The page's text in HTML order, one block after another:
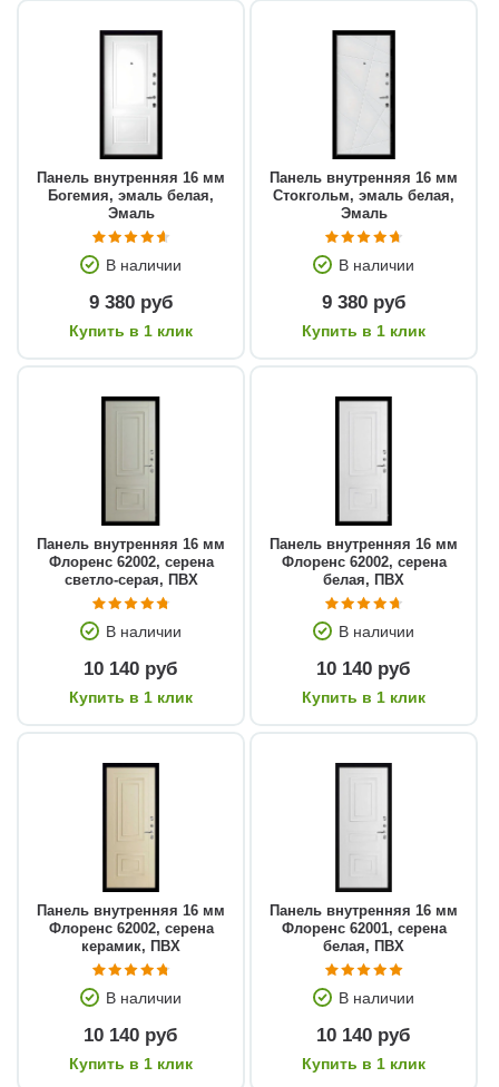
Панель внутренняя 16 мм
Богемия, эмаль белая,
Эмаль
В наличии
9 380 руб
Купить в 1 клик
Панель внутренняя 16 мм
Стокгольм, эмаль белая,
Эмаль
В наличии
9 380 руб
Купить в 1 клик
Панель внутренняя 16 мм
Флоренс 62002, серена
светло-серая, ПВХ
В наличии
10 140 руб
Купить в 1 клик
Панель внутренняя 16 мм
Флоренс 62002, серена
белая, ПВХ
В наличии
10 140 руб
Купить в 1 клик
Панель внутренняя 16 мм
Флоренс 62002, серена
керамик, ПВХ
В наличии
10 140 руб
Купить в 1 клик
Панель внутренняя 16 мм
Флоренс 62001, серена
белая, ПВХ
В наличии
10 140 руб
Купить в 1 клик